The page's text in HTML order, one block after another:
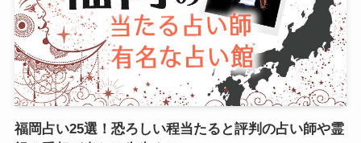
福岡占い25選！恐ろしい程当たると評判の占い師や霊